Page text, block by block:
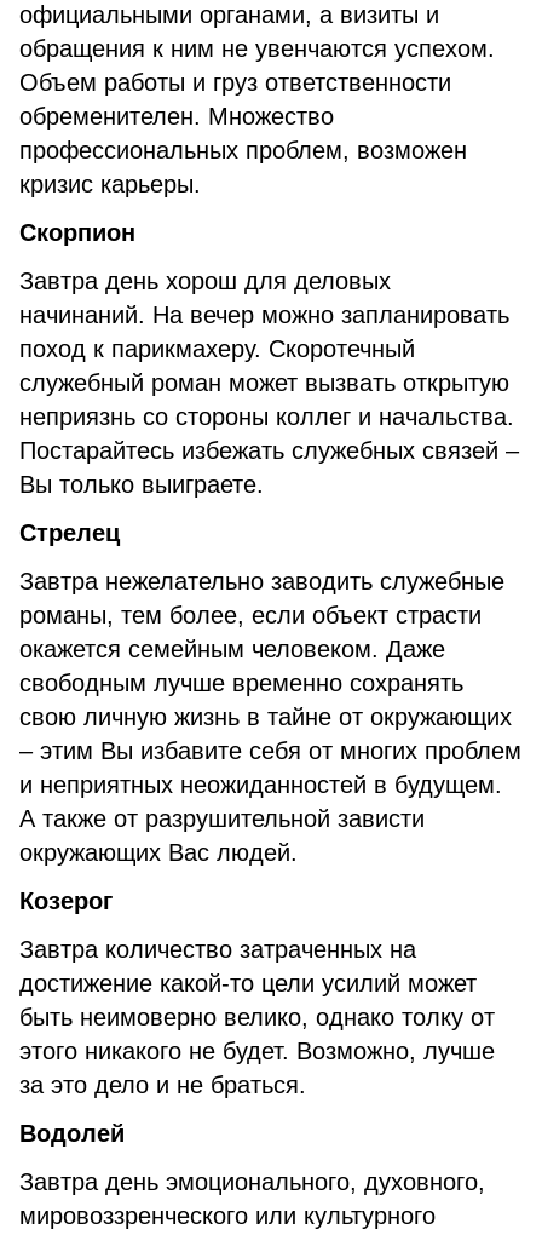
официальными органами, а визиты и
обращения к ним не увенчаются успехом.
Объем работы и груз ответственности
обременителен. Множество
профессиональных проблем, возможен
кризис карьеры.
Скорпион
Завтра день хорош для деловых
начинаний. На вечер можно запланировать
поход к парикмахеру. Скоротечный
служебный роман может вызвать открытую
неприязнь со стороны коллег и начальства.
Постарайтесь избежать служебных связей –
Вы только выиграете.
Стрелец
Завтра нежелательно заводить служебные
романы, тем более, если объект страсти
окажется семейным человеком. Даже
свободным лучше временно сохранять
свою личную жизнь в тайне от окружающих
– этим Вы избавите себя от многих проблем
и неприятных неожиданностей в будущем.
А также от разрушительной зависти
окружающих Вас людей.
Козерог
Завтра количество затраченных на
достижение какой-то цели усилий может
быть неимоверно велико, однако толку от
этого никакого не будет. Возможно, лучше
за это дело и не браться.
Водолей
Завтра день эмоционального, духовного,
мировоззренческого или культурного